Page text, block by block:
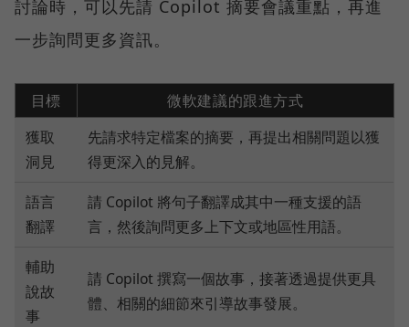
討論時，可以先請 Copilot 摘要會議重點，再進
一步詢問更多資訊。
目標
微軟建議的跟進方式
獲取
洞見
先請求特定檔案的摘要，再提出相關問題以獲
得更深入的見解。
語言
翻譯
請 Copilot 將句子翻譯成其中一種支援的語
言，然後詢問更多上下文或地區性用語。
輔助
說故
事
請 Copilot 撰寫一個故事，接著透過提供更具
體、相關的細節來引導故事發展。